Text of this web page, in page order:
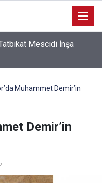
Mescidi İnşa
Muhammet Demir’in
Demir’in